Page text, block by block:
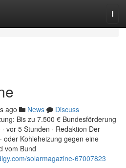
ago News
Discuss
Bis zu 7.500 € Bundesförderung
vor 5 Stunden · Redaktion Der
oder Kohleheizung gegen eine
vom Bund
solarmagazine-67007823